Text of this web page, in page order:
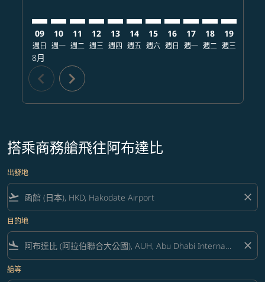
09
週日
8月
10
週一
11
週二
12
週三
13
週四
14
週五
15
週六
16
週日
17
週一
18
週二
19
週三
chevron_left chevron_right
搭乘商務艙飛往阿布達比
出發地
flight_takeoff close
目的地
flight_land close
艙等